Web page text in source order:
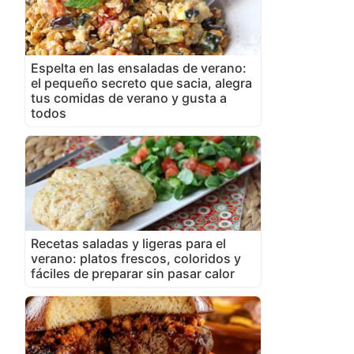
Espelta en las ensaladas de verano:
el pequeño secreto que sacia, alegra
tus comidas de verano y gusta a
todos
Recetas saladas y ligeras para el
verano: platos frescos, coloridos y
fáciles de preparar sin pasar calor